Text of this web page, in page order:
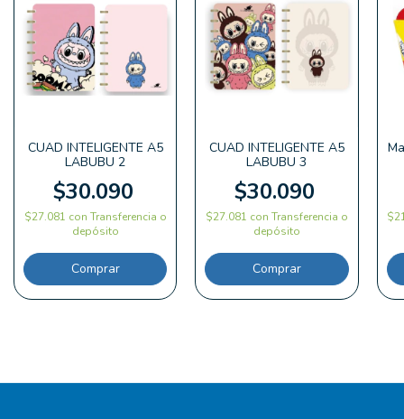
CUAD INTELIGENTE A5
LABUBU 2
$30.090
$27.081 con Transferencia o
depósito
CUAD INTELIGENTE A5
LABUBU 3
$30.090
$27.081 con Transferencia o
depósito